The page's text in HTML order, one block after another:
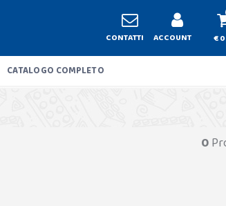
CONTATTI ACCOUNT € 0
CATALOGO COMPLETO
0